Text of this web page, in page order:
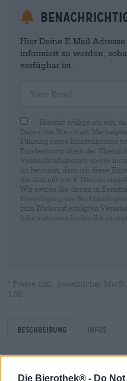
Die Bierothek® - Do
Hier Deine E-Mail
informiert zu werden,
verfügbar ist.
Hiermit willige ich ein,
Daten von Bierothek
Führung eines Kundenkontos
Kundenkonto dient der
Verkaufstätigkeiten sowie
ist bewusst, dass ich diese
die Zukunft per E-Mail an
Wir setzen Sie davon in
Einwilligung die
zum Widerruf erfolgten
Informationen finden Sie in
* Preise inkl. gesetzlicher
0,08
Beschreibung Infos
Dürfen wir vorstellen,